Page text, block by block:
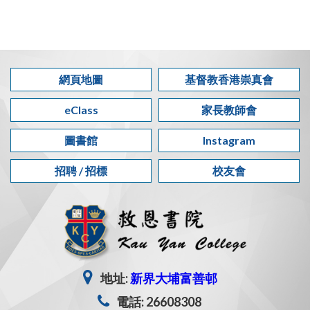
網頁地圖 基督教香港崇真會
eClass 家長教師會
圖書館 Instagram
招聘 / 招標 校友會
地址:新界大埔富善邨
電話: 26608308